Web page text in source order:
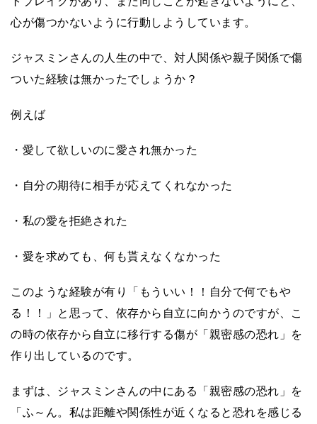
心が傷つかないように行動しようしています。
ジャスミンさんの人生の中で、対人関係や親子関係で傷
ついた経験は無かったでしょうか？
例えば
・愛して欲しいのに愛され無かった
・自分の期待に相手が応えてくれなかった
・私の愛を拒絶された
・愛を求めても、何も貰えなくなかった
このような経験が有り「もういい！！自分で何でもや
る！！」と思って、依存から自立に向かうのですが、こ
の時の依存から自立に移行する傷が「親密感の恐れ」を
作り出しているのです。
まずは、ジャスミンさんの中にある「親密感の恐れ」を
「ふ～ん。私は距離や関係性が近くなると恐れを感じる